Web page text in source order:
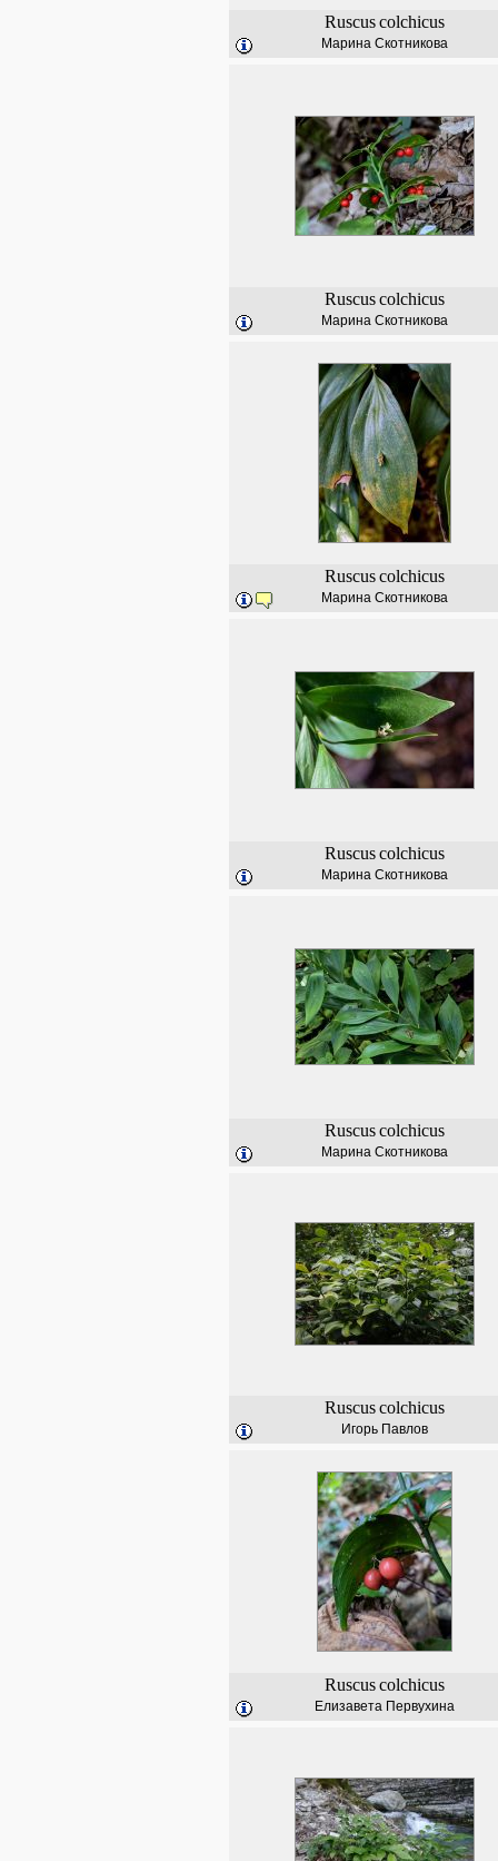
Ruscuscolchicus
Марина Скотникова
Ruscuscolchicus
Марина Скотникова
Ruscuscolchicus
Марина Скотникова
Ruscuscolchicus
Марина Скотникова
Ruscuscolchicus
Марина Скотникова
Ruscuscolchicus
Игорь Павлов
Ruscuscolchicus
Елизавета Первухина